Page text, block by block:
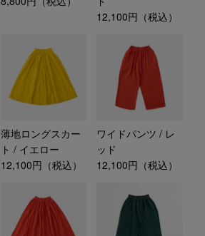
12,100円（税込）
薄地ロングスカー
ト / イエロー
12,100円（税込）
ワイドパンツ / レ
ッド
12,100円（税込）